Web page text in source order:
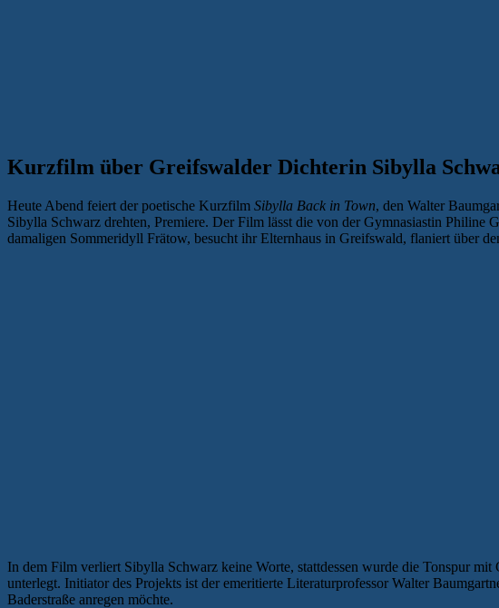
Kurzfilm über Greifswalder Dichterin Sibylla
Heute Abend feiert der poetische Kurzfilm Sibylla Back in Town, den Walter
Sibylla Schwarz drehten, Premiere. Der Film lässt die von der Gymnasiastin Philine
damaligen Sommeridyll Frätow, besucht ihr Elternhaus in Greifswald, flaniert über
In dem Film verliert Sibylla Schwarz keine Worte, stattdessen wurde die Tonspur
unterlegt. Initiator des Projekts ist der emeritierte Literaturprofessor Walter
Baderstraße anregen möchte.